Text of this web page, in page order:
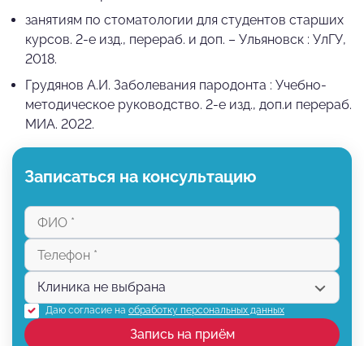
занятиям по стоматологии для студентов старших
курсов. 2-е изд., перераб. и доп. – Ульяновск : УлГУ,
2018.
Грудянов А.И. Заболевания пародонта : Учебно-
методическое руководство. 2-е изд., доп.и перераб.
МИА. 2022.
Записаться на консультацию
Даю согласие на обработку персональных данных
Запись на приём